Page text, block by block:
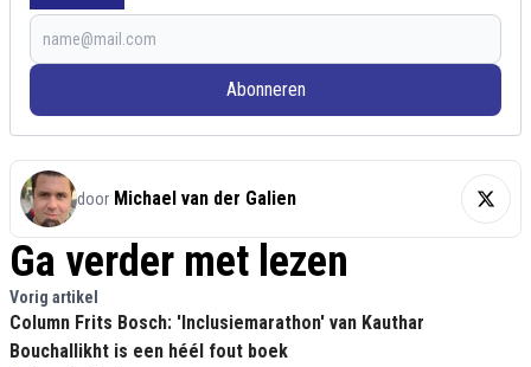
Abonneren
door Michael van der Galien
Ga verder met lezen
Vorig artikel
Column Frits Bosch: 'Inclusiemarathon' van Kauthar
Bouchallikht is een héél fout boek